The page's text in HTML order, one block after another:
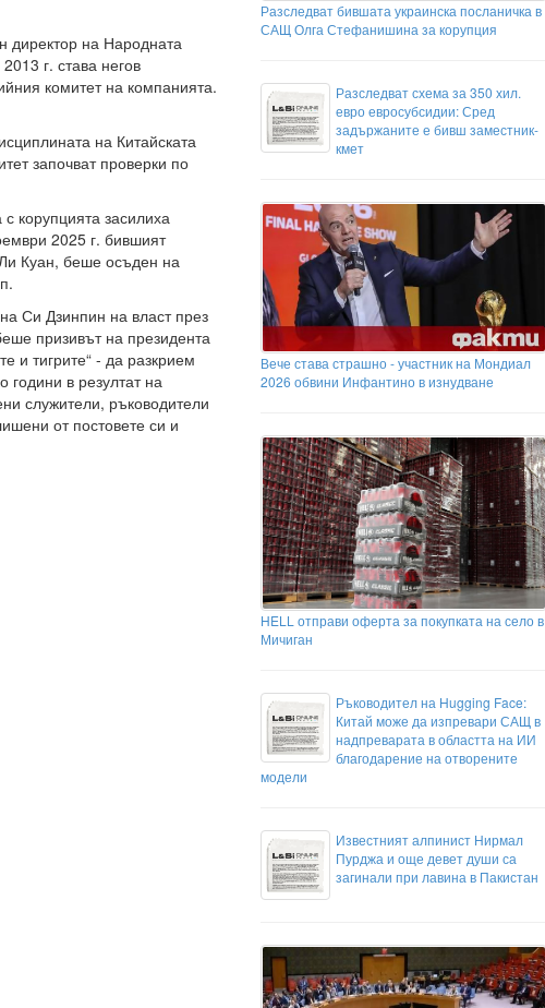
директор на Народната
г. става негов
комитет на компанията.
на Китайската
започват проверки по
корупцията засилиха
2025 г. бившият
Куан, беше осъден на
Си Дзинпин на власт през
призивът на президента
и тигрите“ - да разкрием
години в резултат на
служители, ръководители
от постовете си и
Разследват бившата украинска посланичка в
САЩ Олга Стефанишина за корупция
Разследват схема за 350 хил.
евро евросубсидии: Сред
задържаните е бивш заместник-
кмет
Вече става страшно - участник на Мондиал
2026 обвини Инфантино в изнудване
HELL отправи оферта за покупката на село в
Мичиган
Ръководител на Hugging Face:
Китай може да изпревари САЩ в
надпреварата в областта на ИИ
благодарение на отворените
модели
Известният алпинист Нирмал
Пурджа и още девет души са
загинали при лавина в Пакистан